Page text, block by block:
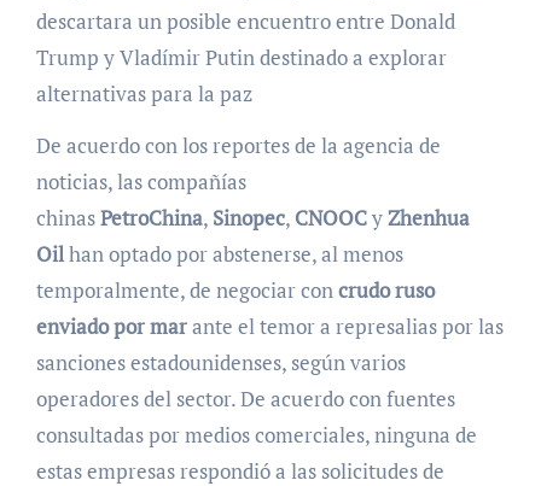
descartara un posible encuentro entre Donald
Trump y Vladímir Putin destinado a explorar
alternativas para la paz
De acuerdo con los reportes de la agencia de
noticias, las compañías
chinasPetroChina, Sinopec, CNOOCyZhenhua
Oilhan optado por abstenerse, al menos
temporalmente, de negociar concrudo ruso
enviado por marante el temor a represalias por las
sanciones estadounidenses, según varios
operadores del sector. De acuerdo con fuentes
consultadas por medios comerciales, ninguna de
estas empresas respondió a las solicitudes de